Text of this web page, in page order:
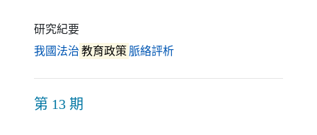
研究紀要
我國法治 教育政策 脈絡評析（另開新視窗）
第 13 期